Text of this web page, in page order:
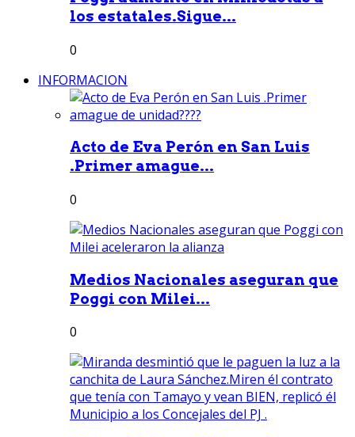
los estatales.Sigue...
0
INFORMACION
Acto de Eva Perón en San Luis
.Primer amague...
0
Medios Nacionales aseguran que
Poggi con Milei...
0